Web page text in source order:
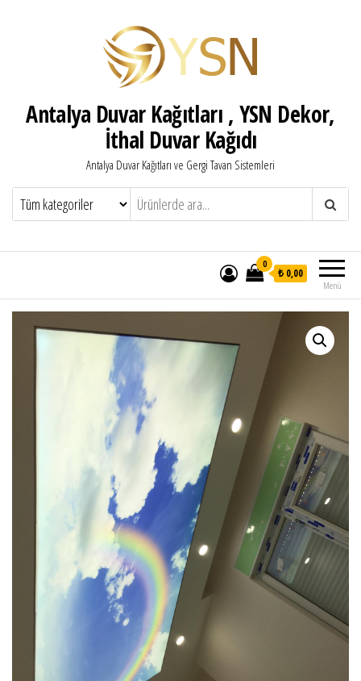
Antalya Duvar Kağıtları , YSN Dekor,
İthal Duvar Kağıdı
Antalya Duvar Kağıtları ve Gergi Tavan Sistemleri
Menü
0
₺ 0,00